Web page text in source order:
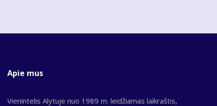
Apie mus
Vienintelis Alytuje nuo 1989 m. leidžiamas laikraštis,